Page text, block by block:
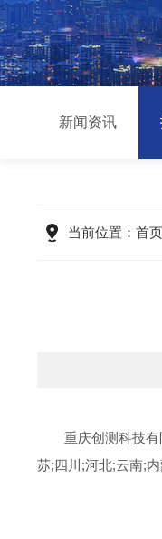
新闻资讯
当前位置： 首页
重庆创测科技
苏;四川;河北;云南;